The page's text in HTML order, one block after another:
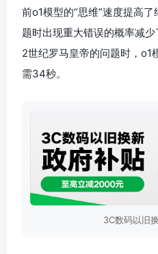
前o1模型的“思维”速度提高
题时出现重大错误的概率减
2世纪罗马皇帝的问题时，o1
需34秒。
3C数码以旧